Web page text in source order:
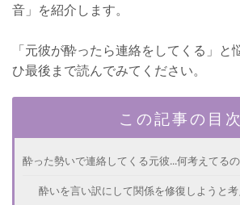
音」を紹介します。
「元彼が酔ったら連絡をしてくる」
ひ最後まで読んでみてください。
この記事の目次
酔った勢いで連絡してくる元彼...何考えてる
酔いを言い訳にして関係を修復しようと考